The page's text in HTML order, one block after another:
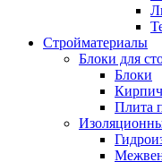
Стройматериалы
Блоки для
Блоки
Кирпич
Плита